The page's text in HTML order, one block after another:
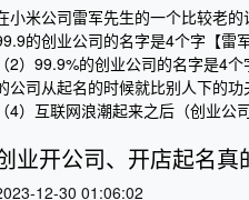
小米公司雷军先生的一个比较老的
的创业公司的名字是4个字【雷
（2）99.9%的创业公司的名字是4
公司从起名的时候就比别人下的
（4）互联网浪潮起来之后（创业公
业开公司、开店起名真
12-30 01:06:02